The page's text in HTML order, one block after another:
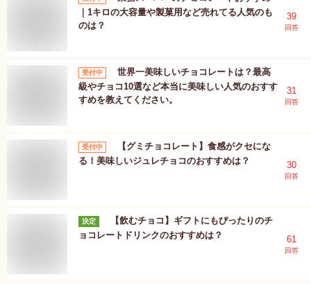
｜1キロの大容量や製菓用など売れてる人気のも
のは？
39
回答
受付中
世界一美味しいチョコレートは？最高
級やチョコ10選など本当に美味しい人気のおすす
すめを教えてください。
31
回答
受付中
【グミチョコレート】食感がクセにな
る！美味しいジュレチョコのおすすめは？
30
回答
決定
【飲むチョコ】ギフトにもぴったりのチ
ョコレートドリンクのおすすめは？
61
回答